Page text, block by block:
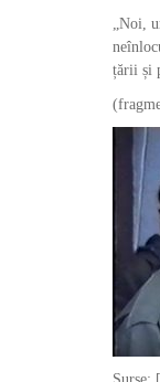
„Noi,
țării și